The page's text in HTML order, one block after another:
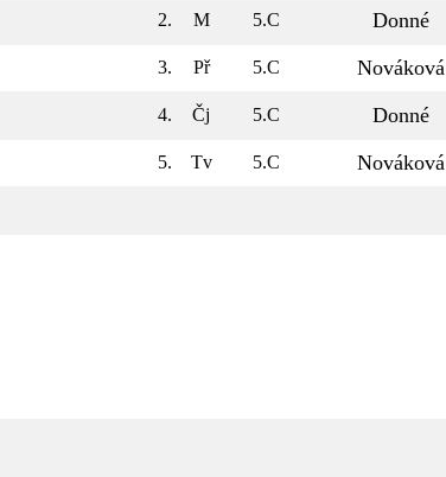
2. M 5.C Donné
3. Př 5.C Nováková
4. Čj 5.C Donné
5. Tv 5.C Nováková